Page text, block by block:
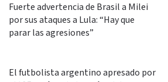
Fuerte advertencia de Brasil a Milei
por sus ataques a Lula: “Hay que
parar las agresiones”
El futbolista argentino apresado por